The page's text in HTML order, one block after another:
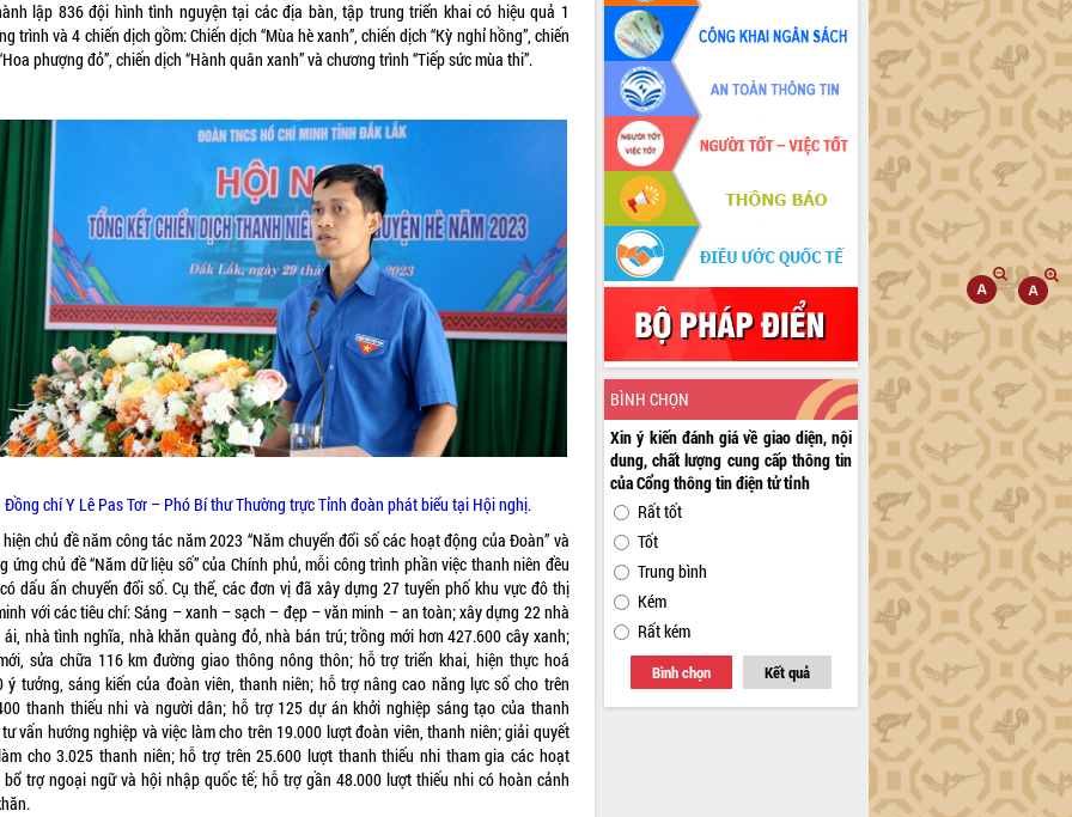
lập 836 đội hình tình nguyện tại các địa bàn, tập trung triển khai có hiệu quả 1
trình và 4 chiến dịch gồm: Chiến dịch “Mùa hè xanh”, chiến dịch “Kỳ nghỉ hồng”, chiến
phượng đỏ”, chiến dịch “Hành quân xanh” và chương trình “Tiếp sức mùa thi”.
Đồng chí Y Lê Pas Tơr – Phó Bí thư Thường trực Tỉnh đoàn phát biểu tại Hội nghị.
chủ đề năm công tác năm 2023 “Năm chuyển đổi số các hoạt động của Đoàn” và
ứng chủ đề “Năm dữ liệu số” của Chính phủ, mỗi công trình phần việc thanh niên đều
dấu ấn chuyển đổi số. Cụ thể, các đơn vị đã xây dựng 27 tuyến phố khu vực đô thị
với các tiêu chí: Sáng – xanh – sạch – đẹp – văn minh – an toàn; xây dựng 22 nhà
ái, nhà tình nghĩa, nhà khăn quàng đỏ, nhà bán trú; trồng mới hơn 427.600 cây xanh;
sửa chữa 116 km đường giao thông nông thôn; hỗ trợ triển khai, hiện thực hoá
ý tưởng, sáng kiến của đoàn viên, thanh niên; hỗ trợ nâng cao năng lực số cho trên
thanh thiếu nhi và người dân; hỗ trợ 125 dự án khởi nghiệp sáng tạo của thanh
vấn hướng nghiệp và việc làm cho trên 19.000 lượt đoàn viên, thanh niên; giải quyết
cho 3.025 thanh niên; hỗ trợ trên 25.600 lượt thanh thiếu nhi tham gia các hoạt
bổ trợ ngoại ngữ và hội nhập quốc tế; hỗ trợ gần 48.000 lượt thiếu nhi có hoàn cảnh
BÌNH CHỌN
Xin ý kiến đánh giá về giao diện, nội
dung, chất lượng cung cấp thông tin
của Cổng thông tin điện tử tỉnh
Rất tốt
Tốt
Trung bình
Kém
Rất kém
Bình chọn Kết quả